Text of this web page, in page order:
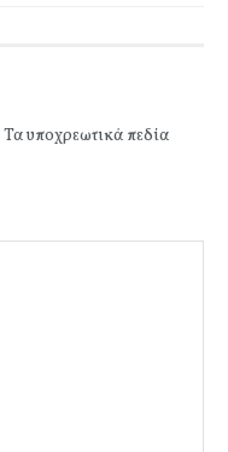
Τα υποχρεωτικά πεδία